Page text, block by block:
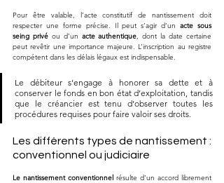
Pour être valable, l’acte constitutif de nantissement doit
respecter une forme précise. Il peut s’agir d’un acte sous
seing privé ou d’un acte authentique, dont la date certaine
peut revêtir une importance majeure. L’inscription au registre
compétent dans les délais légaux est indispensable.
Le débiteur s’engage à honorer sa dette et à
conserver le fonds en bon état d’exploitation, tandis
que le créancier est tenu d’observer toutes les
procédures requises pour faire valoir ses droits.
Les différents types de nantissement :
conventionnel ou judiciaire
Le nantissement conventionnel résulte d’un accord librement